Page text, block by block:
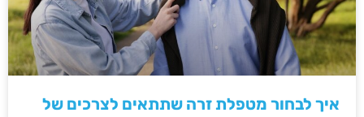
איך לבחור מטפלת זרה שתתאים לצרכים של